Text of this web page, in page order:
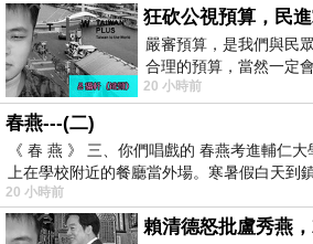
狂砍公視預算，民
嚴審預算，是我們與民
合理的預算，當然一定
要編列公視和Taiwan
20 小時前
春燕---(二)
《 春 燕 》 三、你們唱戲的 春燕考進輔仁
上在學校附近的餐廳當外場。寒暑假白天到
20 小時前
賴清德怒批盧秀燕